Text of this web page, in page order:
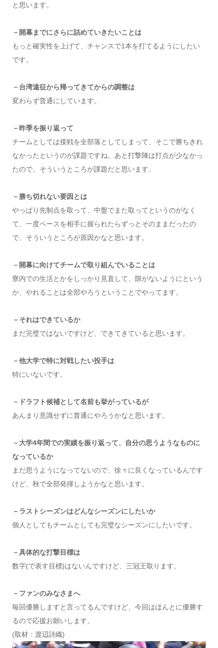
と思います。
－開幕までにさらに詰めていきたいことは
もっと確実性を上げて、チャンスで1本を打てるようにしたい
です。
－台湾遠征から帰ってきてからの調整は
変わらず普通にしています。
－昨季を振り返って
チームとしては接戦を全部落としてしまって、そこで勝ちきれ
なかったというのが課題ですね。あと打撃陣は打点が少なかっ
たので、そういうところが課題だと思います。
－勝ち切れない要因とは
やっぱり先制点を取って、中盤でまた取ってというのがなく
て、一度ペースを相手に握られたらずっとそのままだったの
で、そういうところが原因かなと思います。
－開幕に向けてチームで取り組んでいることは
寮内での生活とかをしっかり見直して、隙がないようにという
か、やれることは全部やろうということでやってます。
－それはできているか
まだ完璧ではないですけど、できてきていると思います。
－他大学で特に対戦したい投手は
特にいないです。
－ドラフト候補として名前も挙がっているが
あんまり意識せずに普通にやろうかなと思います。
－大学4年間での実績を振り返って、自分の思うようなものに
なっているか
まだ思うようになってないので、徐々に良くなっているんです
けど、秋で全部発揮しようかなと思います。
－ラストシーズンはどんなシーズンにしたいか
個人としてもチームとしても完璧なシーズンにしたいです。
－具体的な打撃目標は
数字(で表す目標)はないんですけど、三冠王取ります。
－ファンのみなさまへ
毎回優勝しますと言ってるんですけど、今回はほんとに優勝す
るので応援お願いします。
(取材：渡辺詩織)